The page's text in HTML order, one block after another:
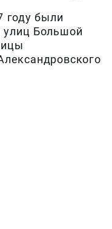
году были
улиц Большой